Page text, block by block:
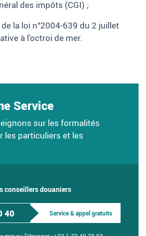
des impôts (CGI) ;
la loi n°2004-639 du 2 juillet
à l’octroi de mer.
Service
sur les formalités
les particuliers et les
conseillers douaniers
40 Service & appel gratuits